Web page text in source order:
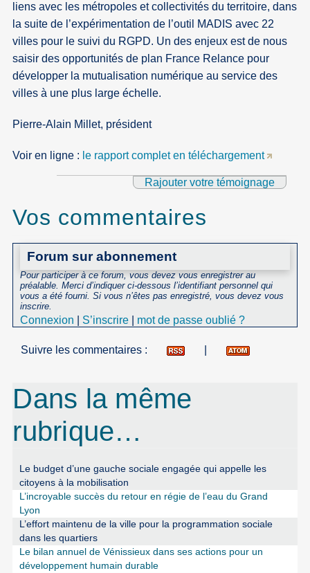
liens avec les métropoles et collectivités du territoire, dans
la suite de l’expérimentation de l’outil MADIS avec 22
villes pour le suivi du RGPD. Un des enjeux est de nous
saisir des opportunités de plan France Relance pour
développer la mutualisation numérique au service des
villes à une plus large échelle.
Pierre-Alain Millet, président
Voir en ligne : le rapport complet en téléchargement
Rajouter votre témoignage
Vos commentaires
Forum sur abonnement
Pour participer à ce forum, vous devez vous enregistrer au
préalable. Merci d’indiquer ci-dessous l’identifiant personnel qui
vous a été fourni. Si vous n’êtes pas enregistré, vous devez vous
inscrire.
Connexion S’inscrire mot de passe oublié ?
Suivre les commentaires :
Dans la même
rubrique…
Le budget d’une gauche sociale engagée qui appelle les
citoyens à la mobilisation
L’incroyable succès du retour en régie de l’eau du Grand
Lyon
L’effort maintenu de la ville pour la programmation sociale
dans les quartiers
Le bilan annuel de Vénissieux dans ses actions pour un
développement humain durable